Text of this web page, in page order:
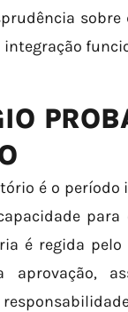
sobre
integração
é o
para
é regida
aprovação,